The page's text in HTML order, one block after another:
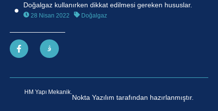
Doğalgaz kullanırken dikkat edilmesi gereken hususlar.
28 Nisan 2022 Doğalgaz
HM Yapı Mekanik.
Nokta Yazılım tarafından hazırlanmıştır.